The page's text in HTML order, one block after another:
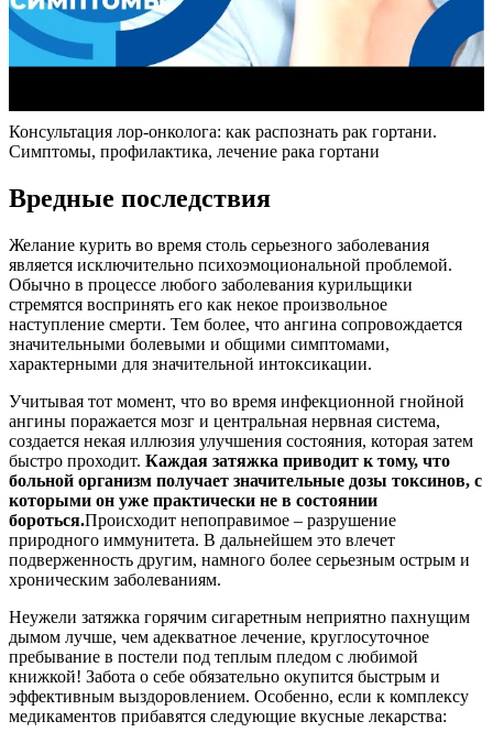
Консультация лор-онколога: как распознать рак гортани.
Симптомы, профилактика, лечение рака гортани
Вредные последствия
Желание курить во время столь серьезного заболевания
является исключительно психоэмоциональной проблемой.
Обычно в процессе любого заболевания курильщики
стремятся воспринять его как некое произвольное
наступление смерти. Тем более, что ангина сопровождается
значительными болевыми и общими симптомами,
характерными для значительной интоксикации.
Учитывая тот момент, что во время инфекционной гнойной
ангины поражается мозг и центральная нервная система,
создается некая иллюзия улучшения состояния, которая затем
быстро проходит. Каждая затяжка приводит к тому, что
больной организм получает значительные дозы токсинов, с
которыми он уже практически не в состоянии
бороться.Происходит непоправимое – разрушение
природного иммунитета. В дальнейшем это влечет
подверженность другим, намного более серьезным острым и
хроническим заболеваниям.
Неужели затяжка горячим сигаретным неприятно пахнущим
дымом лучше, чем адекватное лечение, круглосуточное
пребывание в постели под теплым пледом с любимой
книжкой! Забота о себе обязательно окупится быстрым и
эффективным выздоровлением. Особенно, если к комплексу
медикаментов прибавятся следующие вкусные лекарства: